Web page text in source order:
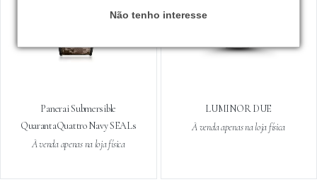
Não tenho interesse
Panerai Submersible
QuarantaQuattro Navy SEALs
À venda apenas na loja física
LUMINOR DUE
À venda apenas na loja física